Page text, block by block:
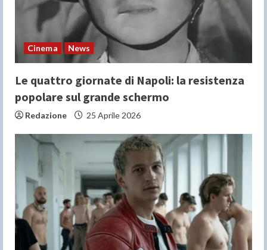
Cinema News
Le quattro giornate di Napoli: la resistenza
popolare sul grande schermo
Redazione 25 Aprile 2026